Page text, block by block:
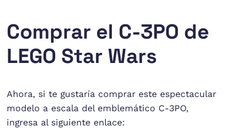
Comprar el C-3PO de
LEGO Star Wars
Ahora, si te gustaría comprar este espectacular
modelo a escala del emblemático C-3PO,
ingresa al siguiente enlace: